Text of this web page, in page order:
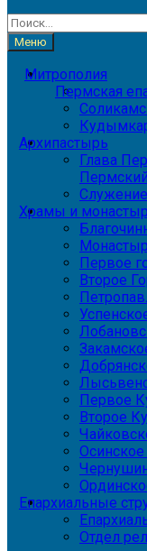
Найти:
Меню
Митрополия
Пермская
Архипастырь
Глава
Храмы и
Первое
Второе
Первое
Второе
Осинское
Епархиальные
Отдел